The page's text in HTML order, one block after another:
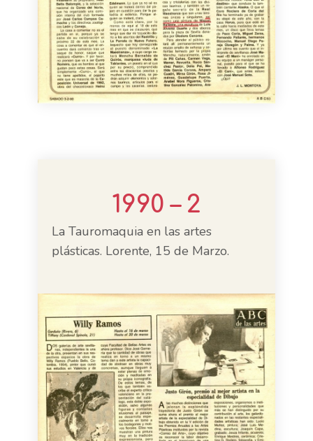
1990 – 2
La Tauromaquia en las artes
plásticas. Lorente, 15 de Marzo.